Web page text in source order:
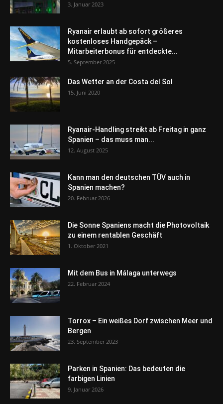
3. Januar 2023
Ryanair erlaubt ab sofort größeres
kostenloses Handgepäck –
Mitarbeiterbonus für entdeckte...
5. September 2025
Das Wetter an der Costa del Sol
15. Juni 2020
Ryanair-Handling streikt ab Freitag in ganz
Spanien – das muss man...
12. August 2025
Kann man den deutschen TÜV auch in
Spanien machen?
20. Februar 2026
Die Sonne Spaniens macht die Photovoltaik
zu einem rentablen Geschäft
1. Oktober 2021
Mit dem Bus in Málaga unterwegs
22. Februar 2024
Torrox – Ein weißes Dorf zwischen Meer und
Bergen
23. September 2023
Parken in Spanien: Das bedeuten die
farbigen Linien
9. Januar 2026